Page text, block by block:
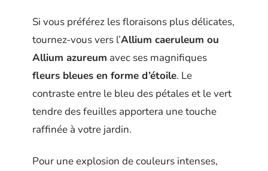
Si vous préférez les floraisons plus délicates,
tournez-vous vers l’Allium caeruleum ou
Allium azureum avec ses magnifiques
fleurs bleues en forme d’étoile. Le
contraste entre le bleu des pétales et le vert
tendre des feuilles apportera une touche
raffinée à votre jardin.
Pour une explosion de couleurs intenses,